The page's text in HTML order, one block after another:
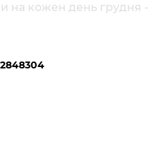
на кожен день грудня -